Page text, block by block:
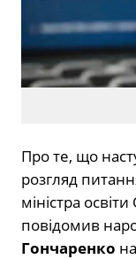
Про те, що
розгляд
міністра
повідомив
Гончаренко